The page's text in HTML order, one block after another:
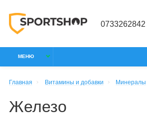
0733262842
МЕНЮ
Главная Витамины и добавки Минералы
Железо